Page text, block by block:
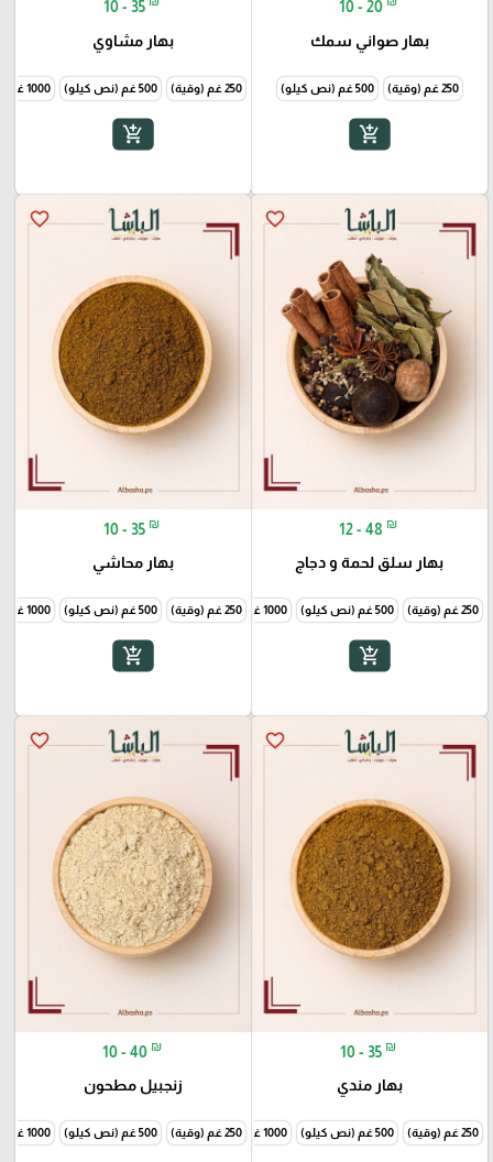
10 - 20
بهار صواني سمك
250 غم (وقية) 500 غم (نص كيلو)
add_shopping_cart
10 - 35
بهار مشاوي
250 غم (وقية) 500 غم (نص كيلو) 1000 غم (1 كيلو)
add_shopping_cart
favorite_border
12 - 48 ₪
بهار سلق لحمة و دجاج
250 غم (وقية) 500 غم (نص كيلو) 1000 غم (1 كيلو)
add_shopping_cart
favorite_border
10 - 35 ₪
بهار محاشي
250 غم (وقية) 500 غم (نص كيلو) 1000 غم (1 كيلو)
add_shopping_cart
favorite_border
10 - 35 ₪
بهار مندي
250 غم (وقية) 500 غم (نص كيلو) 1000 غم (1 كيلو)
favorite_border
10 - 40 ₪
زنجبيل مطحون
250 غم (وقية) 500 غم (نص كيلو) 1000 غم (1 كيلو)